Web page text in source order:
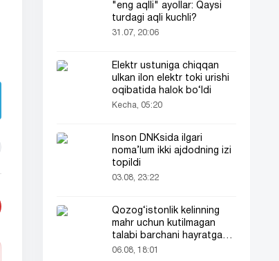
"eng aqlli" ayollar: Qaysi
turdagi aqli kuchli?
31.07, 20:06
Elektr ustuniga chiqqan
ulkan ilon elektr toki urishi
oqibatida halok bo‘ldi
Kecha, 05:20
Inson DNKsida ilgari
noma’lum ikki ajdodning izi
topildi
03.08, 23:22
Qozog‘istonlik kelinning
mahr uchun kutilmagan
talabi barchani hayratga
soldi
06.08, 18:01